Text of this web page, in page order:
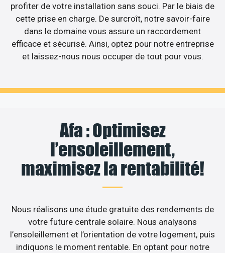
profiter de votre installation sans souci. Par le biais de
cette prise en charge. De surcroît, notre savoir-faire
dans le domaine vous assure un raccordement
efficace et sécurisé. Ainsi, optez pour notre entreprise
et laissez-nous nous occuper de tout pour vous.
Afa : Optimisez
l’ensoleillement,
maximisez la rentabilité!
Nous réalisons une étude gratuite des rendements de
votre future centrale solaire. Nous analysons
l’ensoleillement et l’orientation de votre logement, puis
indiquons le moment rentable. En optant pour notre